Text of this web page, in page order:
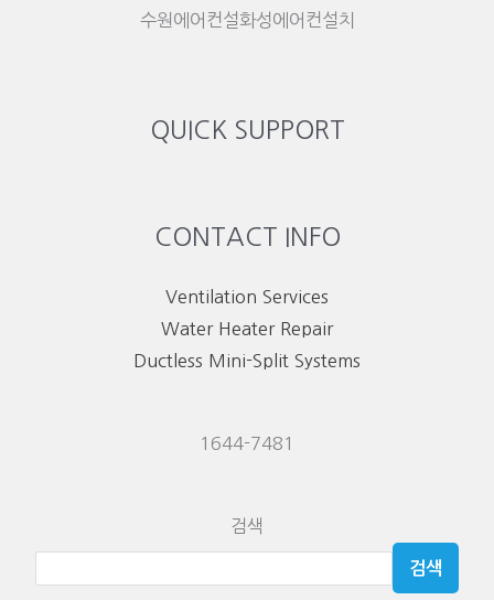
수원에어컨설화성에어컨설치
QUICK SUPPORT
CONTACT INFO
Ventilation Services
Water Heater Repair
Ductless Mini-Split Systems
1644-7481
검색
검색